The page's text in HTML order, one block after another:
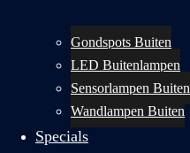
Gondspots Buiten
LED Buitenlampen
Sensorlampen Buiten
Wandlampen Buiten
Specials